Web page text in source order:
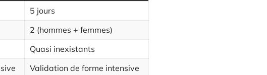
5 jours
2 (hommes + femmes)
Quasi inexistants
Validation de forme intensive